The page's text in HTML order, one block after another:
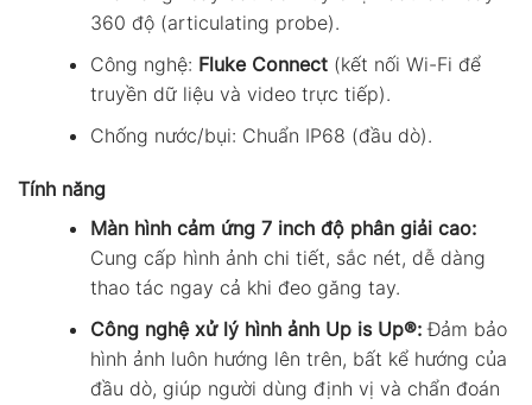
360 độ (articulating probe).
Công nghệ: Fluke Connect(kết nối Wi-Fi để
truyền dữ liệu và video trực tiếp).
Chống nước/bụi: Chuẩn IP68 (đầu dò).
Tính năng
Màn hình cảm ứng 7 inch độ phân giải cao:
Cung cấp hình ảnh chi tiết, sắc nét, dễ dàng
thao tác ngay cả khi đeo găng tay.
Công nghệ xử lý hình ảnh Up is Up®:Đảm bảo
hình ảnh luôn hướng lên trên, bất kể hướng của
đầu dò, giúp người dùng định vị và chẩn đoán